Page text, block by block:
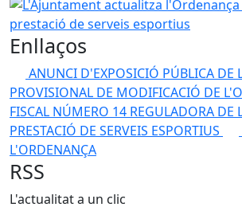
L'Ajuntament actualitza l'Ordenança
Enllaços
ANUNCI D'EXPOSICIÓ PÚBLICA DE
PROVISIONAL DE MODIFICACIÓ DE
FISCAL NÚMERO 14 REGULADORA DE
PRESTACIÓ DE SERVEIS ESPORTIUS
L'ORDENANÇA
RSS
L'actualitat a un clic